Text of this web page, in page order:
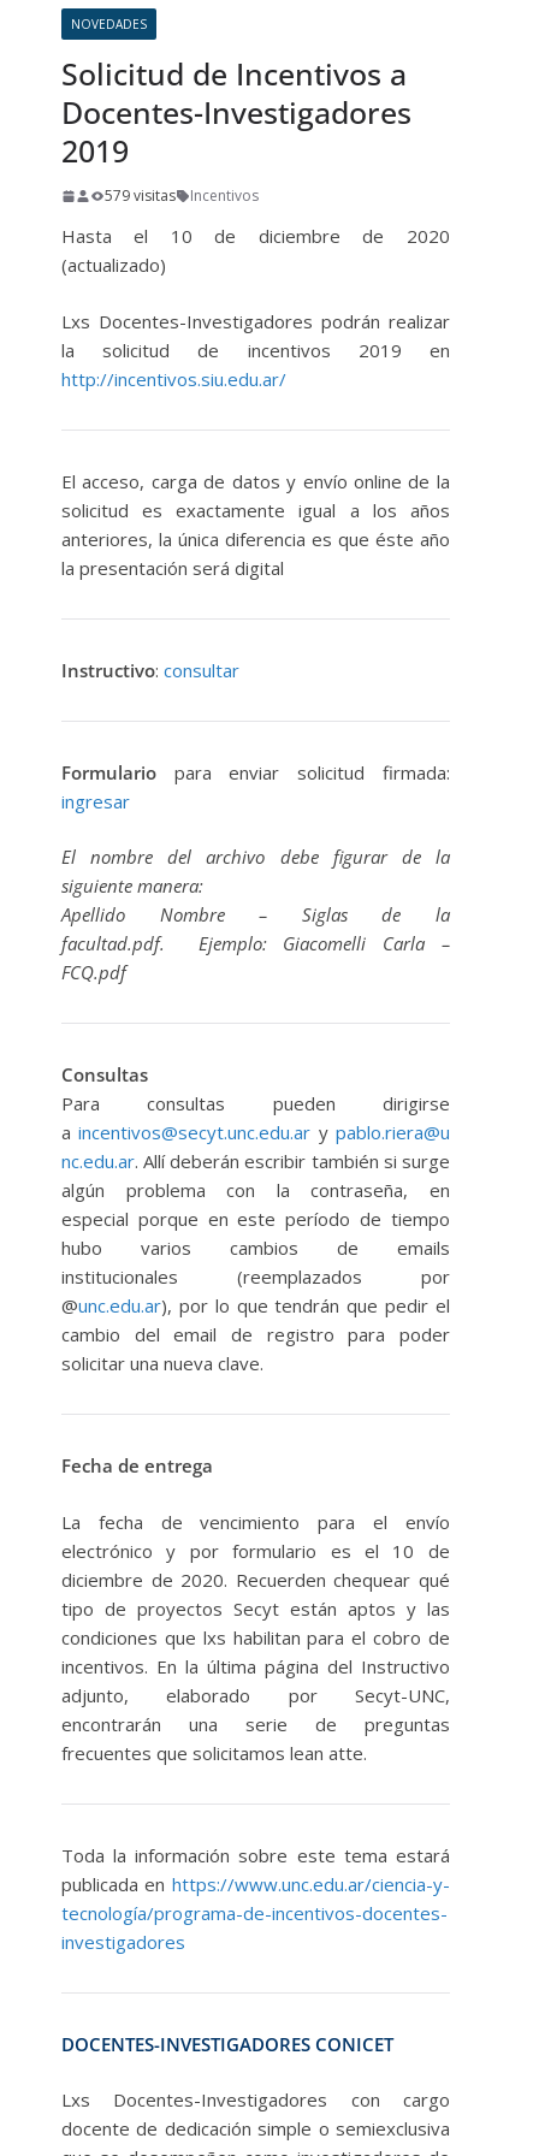
NOVEDADES
Solicitud de Incentivos a
Docentes-Investigadores
2019
579 visitas Incentivos
Hasta el 10 de diciembre de 2020
(actualizado)
Lxs Docentes-Investigadores podrán realizar
la solicitud de incentivos 2019 en
http://incentivos.siu.edu.ar/
El acceso, carga de datos y envío online de la
solicitud es exactamente igual a los años
anteriores, la única diferencia es que éste año
la presentación será digital
Instructivo: consultar
Formulario para enviar solicitud firmada:
ingresar
El nombre del archivo debe figurar de la
siguiente manera:
Apellido Nombre – Siglas de la
facultad.pdf. Ejemplo: Giacomelli Carla –
FCQ.pdf
Consultas
Para consultas pueden dirigirse
aincentivos@secyt.unc.edu.ar y pablo.riera@u
nc.edu.ar. Allí deberán escribir también si surge
algún problema con la contraseña, en
especial porque en este período de tiempo
hubo varios cambios de emails
institucionales (reemplazados por
@unc.edu.ar), por lo que tendrán que pedir el
cambio del email de registro para poder
solicitar una nueva clave.
Fecha de entrega
La fecha de vencimiento para el envío
electrónico y por formulario es el 10 de
diciembre de 2020. Recuerden chequear qué
tipo de proyectos Secyt están aptos y las
condiciones que lxs habilitan para el cobro de
incentivos. En la última página del Instructivo
adjunto, elaborado por Secyt-UNC,
encontrarán una serie de preguntas
frecuentes que solicitamos lean atte.
Toda la información sobre este tema estará
publicada en https://www.unc.edu.ar/ciencia-y-
tecnología/programa-de-incentivos-docentes-
investigadores
DOCENTES-INVESTIGADORES CONICET
Lxs Docentes-Investigadores con cargo
docente de dedicación simple o semiexclusiva